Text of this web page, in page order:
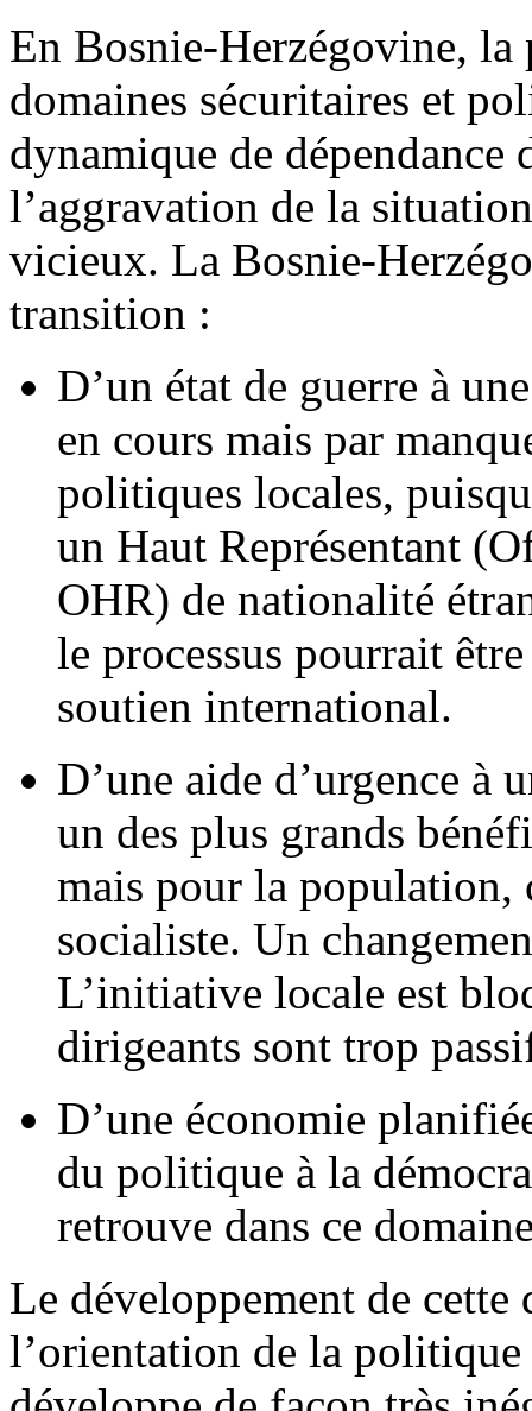
En Bosnie-Herzégovine, la
domaines sécuritaires et
dynamique de
l’aggravation de la
vicieux. La Bosnie-
transition :
D’un état de guerre à
en cours mais par
politiques locales,
un Haut Représentant
OHR) de nationalité
le processus pourrait
soutien international.
D’une aide d’urgence à
un des plus grands
mais pour la population,
socialiste. Un
L’initiative locale est
dirigeants sont trop
D’une économie
du politique à la
retrouve dans ce
Le développement de cette
l’orientation de la politique